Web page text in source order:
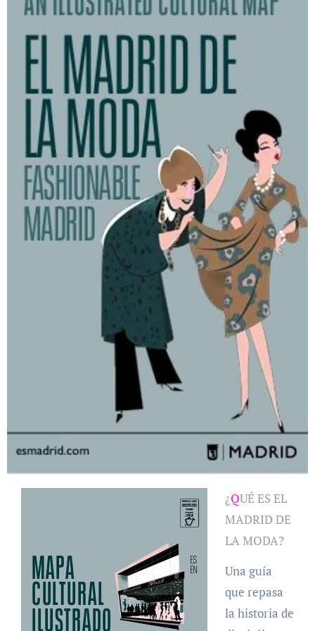
¿QUÉ ES EL
MADRID DE
LA MODA?
Una guía
que repasa
la historia de